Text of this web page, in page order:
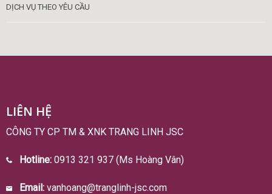
DỊCH VỤ THEO YÊU CẦU
LIÊN HỆ
CÔNG TY CP TM & XNK TRANG LINH JSC
Hotline: 0913 321 937 (Ms Hoàng Vân)
Email: vanhoang@tranglinh-jsc.com